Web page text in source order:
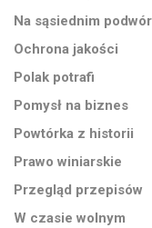
Na sąsiednim
Ochrona jakości
Polak potrafi
Pomysł na biznes
Powtórka z historii
Prawo winiarskie
Przegląd przepisów
W czasie wolnym